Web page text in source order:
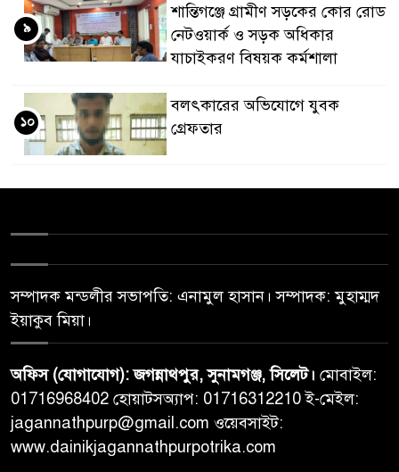
শান্তিগঞ্জে গ্রামীণ সড়কের কোর রোড
নেটওয়ার্ক ও সড়ক অধিকার
যাচাইকরণ বিষয়ক কর্মশালা
৯
বলৎকারের অভিযোগে যুবক
গ্রেফতার
১০
সম্পাদক মন্ডলীর সভাপতি: এনামুল হাসান। সম্পাদক: মুহাম্মদ
ইয়াকুব মিয়া।
অফিস (যোগাযোগ): জগন্নাথপুর, সুনামগঞ্জ, সিলেট। মোবাইল:
01716968402 হোয়াটসঅ্যাপ: 01716312210 ই-মেইল:
jagannathpurp@gmail.com ওয়েবসাইট:
www.dainikjagannathpurpotrika.com